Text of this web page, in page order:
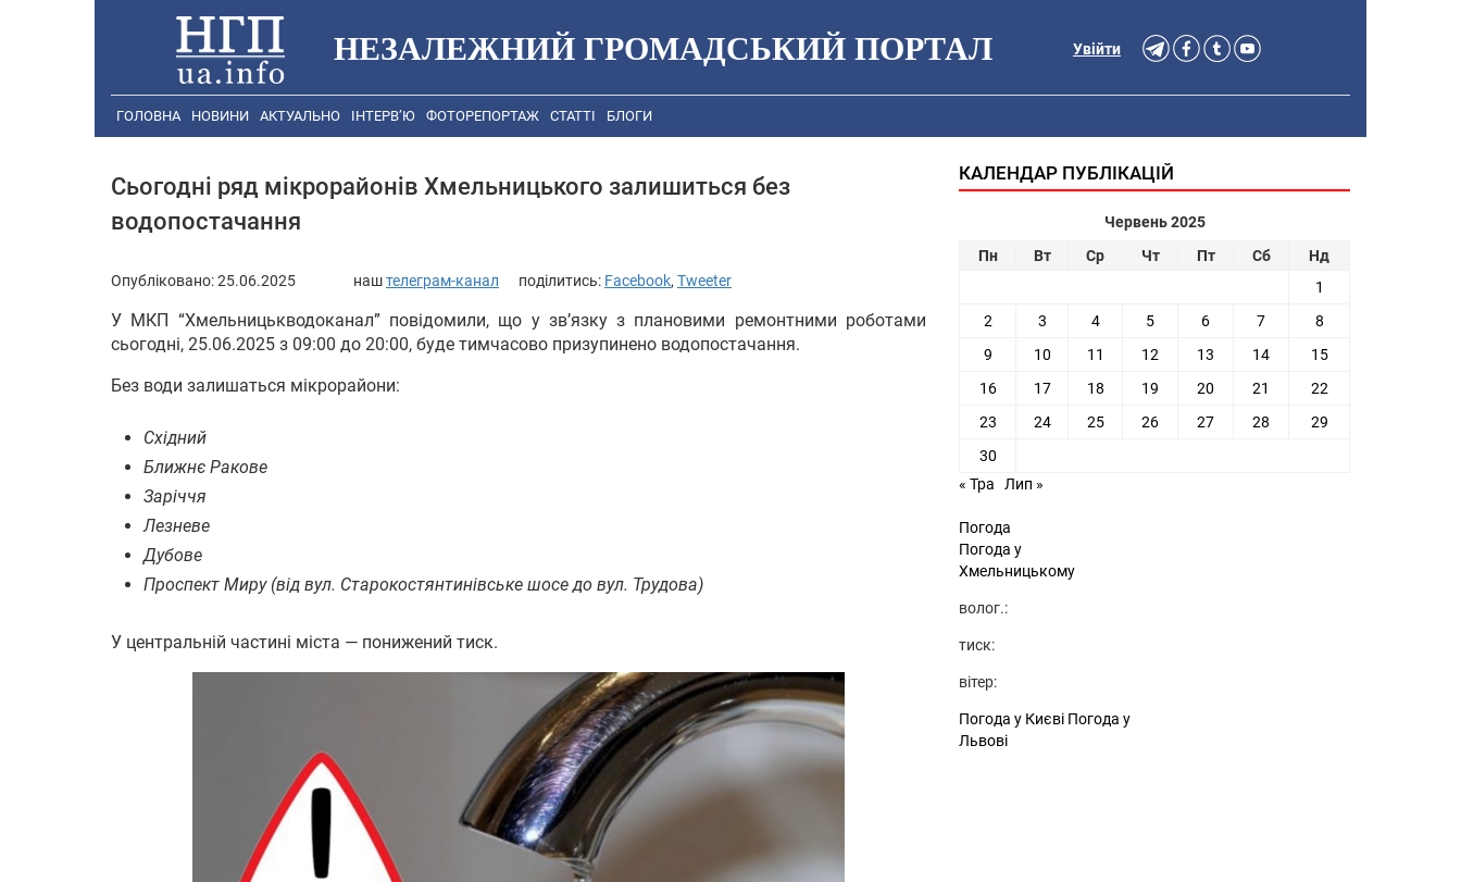
НЕЗАЛЕЖНИЙ ГРОМАДСЬКИЙ ПОРТАЛ Увійти
ГОЛОВНА НОВИНИ АКТУАЛЬНО ІНТЕРВ’Ю ФОТОРЕПОРТАЖ СТАТТІ БЛОГИ
Сьогодні ряд мікрорайонів Хмельницького залишиться без
водопостачання
Опубліковано:25.06.2025 наштелеграм-канал поділитись: Facebook, Tweeter
У МКП “Хмельницькводоканал” повідомили, що у зв’язку з плановими ремонтними роботами
сьогодні, 25.06.2025 з 09:00 до 20:00, буде тимчасово призупинено водопостачання.
Без води залишаться мікрорайони:
Східний
Ближнє Ракове
Заріччя
Лезневе
Дубове
Проспект Миру (від вул. Старокостянтинівське шосе до вул. Трудова)
У центральній частині міста — понижений тиск.
КАЛЕНДАР ПУБЛІКАЦІЙ
Червень 2025
Пн
Вт Ср Чт Пт Сб
Нд
1
2
3 4 5 6 7
8
9
10 11 12 13 14
15
16
17 18 19 20 21
22
23
24 25 26 27 28
29
30
« Тра
Лип »
Погода
Погода у
Хмельницькому
волог.:
тиск:
вітер:
Погода у Києві Погода у
Львові